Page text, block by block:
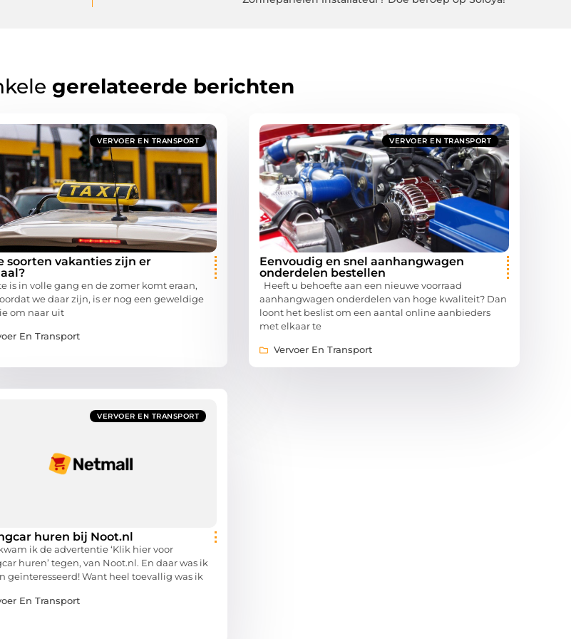
gerelateerde berichten
VERVOER EN TRANSPORT
soorten vakanties zijn er
is in volle gang en de zomer komt eraan,
we daar zijn, is er nog een geweldige
om naar uit
En Transport
VERVOER EN TRANSPORT
Eenvoudig en snel aanhangwagen
onderdelen bestellen
Heeft u behoefte aan een nieuwe voorraad
aanhangwagen onderdelen van hoge kwaliteit? Dan
loont het beslist om een aantal online aanbieders
met elkaar te
Vervoer En Transport
VERVOER EN TRANSPORT
huren bij Noot.nl
ik de advertentie ‘Klik hier voor
huren’ tegen, van Noot.nl. En daar was ik
geïnteresseerd! Want heel toevallig was ik
En Transport